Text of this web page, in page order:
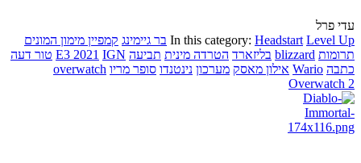
עדי פרל
In this category: Headstart Level Up בר גיימינג קמפיין מימון המונים
תרומות blizzard בליזארד הטרדה מינית תביעה E3 2021 IGN
טור דעה
כתבה Wario אילון מאסק מערכון נינטנדו סופר מריו overwatch
Overwatch 2